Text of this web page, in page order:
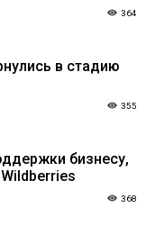
364
в стадию
355
бизнесу,
368